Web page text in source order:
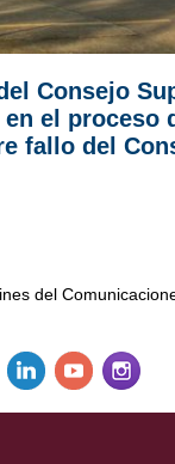
Consejo
el proceso
fallo del
del